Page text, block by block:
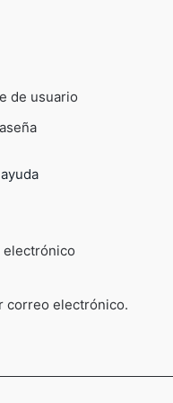
de usuario
correo electrónico.